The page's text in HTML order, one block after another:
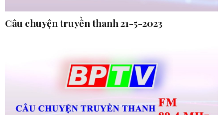
Câu chuyện truyền thanh 21-5-2023